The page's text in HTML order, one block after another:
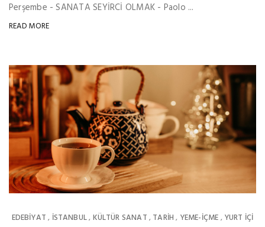
Perşembe - SANATA SEYİRCİ OLMAK - Paolo ...
READ MORE
EDEBIYAT , İSTANBUL, KÜLTÜR SANAT , TARİH , YEME-İÇME , YURT İÇİ